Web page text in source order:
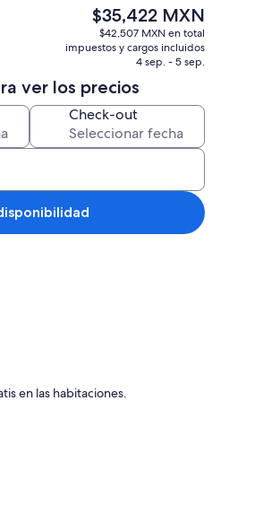
Exterior
El
precio
actual
$35,422 MXN
$35,422 MXN
$42,507 MXN en total
impuestos y cargos incluidos
4 sep. - 5 sep.
ver los precios
Check-out
en las habitaciones.